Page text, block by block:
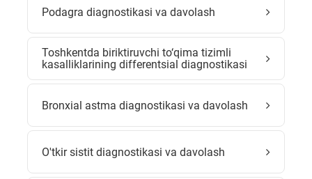
Podagra diagnostikasi va davolash
Toshkentda biriktiruvchi to‘qima tizimli
kasalliklarining differentsial diagnostikasi
Bronxial astma diagnostikasi va davolash
O'tkir sistit diagnostikasi va davolash